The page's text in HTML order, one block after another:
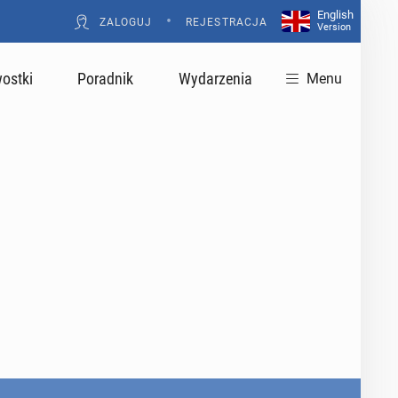
ZALOGUJ • REJESTRACJA
English
Version
Poradnik Wydarzenia Menu